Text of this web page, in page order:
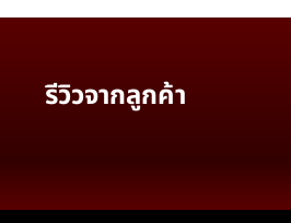
รีวิวจากลูกค้า